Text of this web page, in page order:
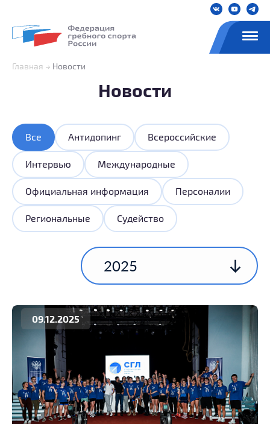
Главная Новости
Новости
Все Антидопинг Всероссийские
Интервью Международные
Официальная информация Персоналии
Региональные Судейство
2025
09.12.2025